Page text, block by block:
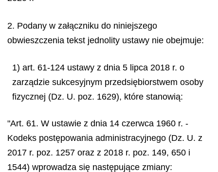
2. Podany w załączniku do niniejszego
obwieszczenia tekst jednolity ustawy nie obejmuje:
1) art. 61-124 ustawy z dnia 5 lipca 2018 r. o
zarządzie sukcesyjnym przedsiębiorstwem osoby
fizycznej (Dz. U. poz. 1629), które stanowią:
"Art. 61. W ustawie z dnia 14 czerwca 1960 r. -
Kodeks postępowania administracyjnego (Dz. U. z
2017 r. poz. 1257 oraz z 2018 r. poz. 149, 650 i
1544) wprowadza się następujące zmiany: